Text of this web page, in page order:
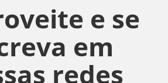
e se
em
redes